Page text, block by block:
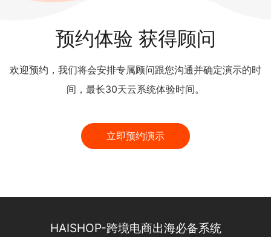
预约体验 获得顾问
欢迎预约，我们将会安排专属顾问跟您沟通并确定演示的时
间，最长30天云系统体验时间。
立即预约演示
HAISHOP-跨境电商出海必备系统